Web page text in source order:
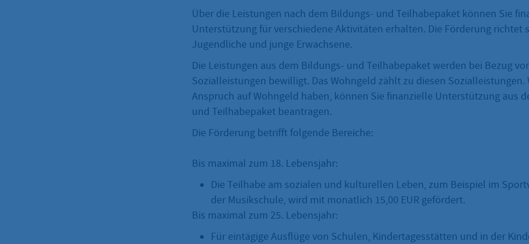
Über die Leistungen nach dem Bildungs- und Teilhabepaket können Sie
Unterstützung für verschiedene Aktivitäten erhalten. Die Förderung richtet
Jugendliche und junge Erwachsene.
Die Leistungen aus dem Bildungs- und Teilhabepaket werden bei Bezug
Sozialleistungen bewilligt. Das Wohngeld zählt zu diesen Sozialleistungen.
Anspruch auf Wohngeld haben, können Sie finanzielle Unterstützung aus
und Teilhabepaket beantragen.
Die Förderung betrifft folgende Bereiche:
Bis maximal zum 18. Lebensjahr:
Die Teilhabe am sozialen und kulturellen Leben, zum Beispiel im
der Musikschule, wird mit monatlich 15,00 EUR gefördert.
Bis maximal zum 25. Lebensjahr:
Für eintägige Ausflüge von Schulen, Kindertagesstätten und in der